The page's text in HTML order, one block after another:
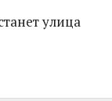
улица